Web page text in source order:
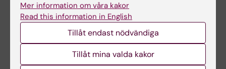
Innehållsgranskare:
Erika Dabhilkar
Emma Hägg
Sidan uppdaterad:2026-05-19
Mer information om våra kakor
Read this information in English
Tillåt endast nödvändiga
Tillåt mina valda kakor